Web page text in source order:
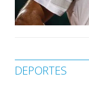
DEPORTES